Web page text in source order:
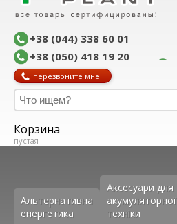
+38 (044) 338 60 01
+38 (050) 418 19 20
перезвоните мне
Корзина
пустая
Альтернативна
енергетика
Аксесуари для
акумуляторної
техніки